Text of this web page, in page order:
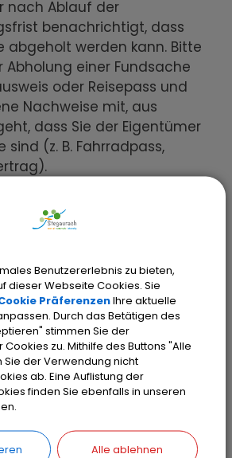
nach Ablauf der
benachrichtigt, dass
abgeholt werden kann. Bitte
Abholung einer Fundsache
oder Reisepass und
Nachweise mit, aus
dass Sie der Eigentümer
sind (z. B. Fahrradpass,
die Fundsachen aus den
Fa.
Straße
Benutzererlebnis zu bieten,
dieser Webseite Cookies. Sie
PräferenzenIhre aktuelle
Durch das Betätigen des
stimmen Sie der
zu. Mithilfe des Buttons "Alle
der Verwendung nicht
ab. Eine Auflistung der
finden Sie ebenfalls in unseren
Alle ablehnen